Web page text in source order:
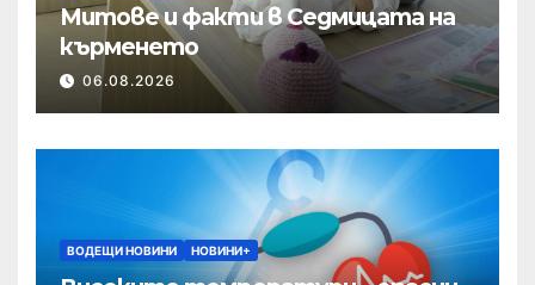
Митове и факти в Седмицата на
кърменето
06.08.2026
ВОДЕЩИ НОВИНИ НОВИНИ+